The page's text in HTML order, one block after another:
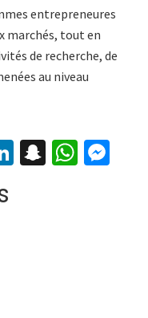
entrepreneures
marchés, tout en
de recherche, de
au niveau
Li S W